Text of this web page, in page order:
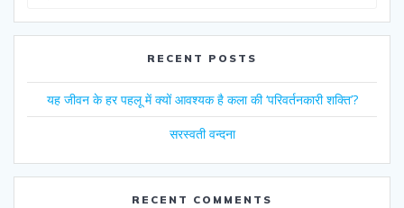
RECENT POSTS
यह जीवन के हर पहलू में क्यों आवश्यक है कला की ‘परिवर्तनकारी शक्ति’?
सरस्वती वन्दना
RECENT COMMENTS